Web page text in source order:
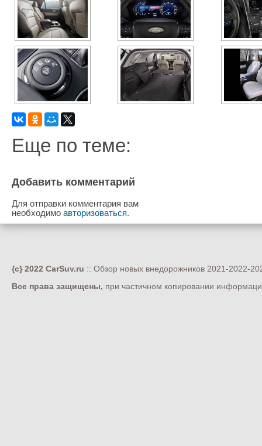
Еще по теме:
Добавить комментарий
Для отправки комментария вам
необходимо авторизоваться.
{c} 2022 CarSuv.ru :: Обзор новых внедорожников 2021-2022-
Все права защищены, при частичном копировании